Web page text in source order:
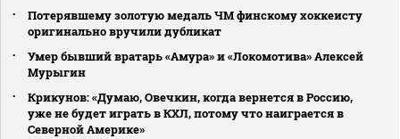
Потерявшему золотую медаль ЧМ финскому хоккеисту
оригинально вручили дубликат
Умер бывший вратарь «Амура» и «Локомотива» Алексей
Мурыгин
Крикунов: «Думаю, Овечкин, когда вернется в Россию,
уже не будет играть в КХЛ, потому что наиграется в
Северной Америке»